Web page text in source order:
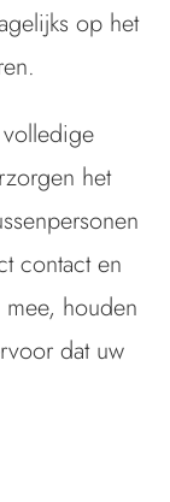
op het
het
contact en
houden
dat uw